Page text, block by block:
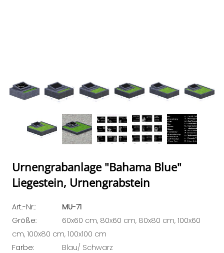
Urnengrabanlage "Bahama Blue"
Liegestein, Urnengrabstein
Art.-Nr.:
MU-71
Größe:
60x60 cm, 80x60 cm, 80x80 cm, 100x60
cm, 100x80 cm, 100x100 cm
Farbe:
Blau/ Schwarz